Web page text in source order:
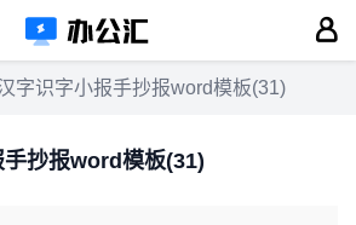
字识字小报手抄报word模板(31)
抄报word模板(31)